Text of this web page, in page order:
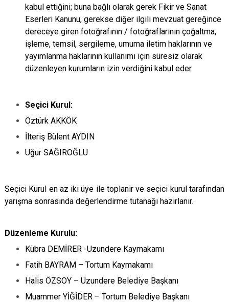
kabul ettiğini; buna bağlı olarak gerek Fikir ve Sanat
Eserleri Kanunu, gerekse diğer ilgili mevzuat gereğince
dereceye giren fotoğrafının / fotoğraflarının çoğaltma,
işleme, temsil, sergileme, umuma iletim haklarının ve
yayımlanma haklarının kullanımı için süresiz olarak
düzenleyen kurumların izin verdiğini kabul eder.
Seçici Kurul:
Öztürk AKKÖK
İlteriş Bülent AYDIN
Uğur SAĞIROĞLU
Seçici Kurul en az iki üye ile toplanır ve seçici kurul tarafından
yarışma sonrasında değerlendirme tutanağı hazırlanır.
Düzenleme Kurulu:
Kübra DEMİRER -Uzundere Kaymakamı
Fatih BAYRAM – Tortum Kaymakamı
Halis ÖZSOY – Uzundere Belediye Başkanı
Muammer YİĞİDER – Tortum Belediye Başkanı